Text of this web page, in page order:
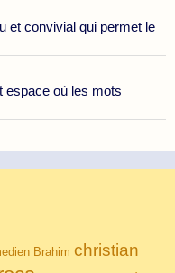
et convivial qui permet le
espace où les mots
Brahim christian